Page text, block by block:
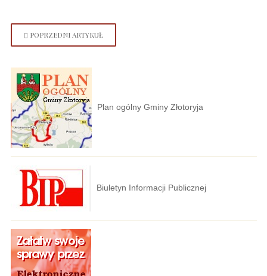
POPRZEDNI ARTYKUŁ
Plan ogólny Gminy Złotoryja
Biuletyn Informacji Publicznej